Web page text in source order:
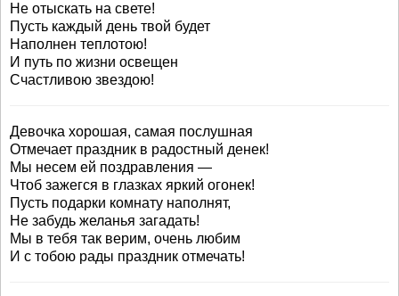
Не отыскать на свете!
Пусть каждый день твой будет
Наполнен теплотою!
И путь по жизни освещен
Счастливою звездою!
Девочка хорошая, самая послушная
Отмечает праздник в радостный денек!
Мы несем ей поздравления —
Чтоб зажегся в глазках яркий огонек!
Пусть подарки комнату наполнят,
Не забудь желанья загадать!
Мы в тебя так верим, очень любим
И с тобою рады праздник отмечать!